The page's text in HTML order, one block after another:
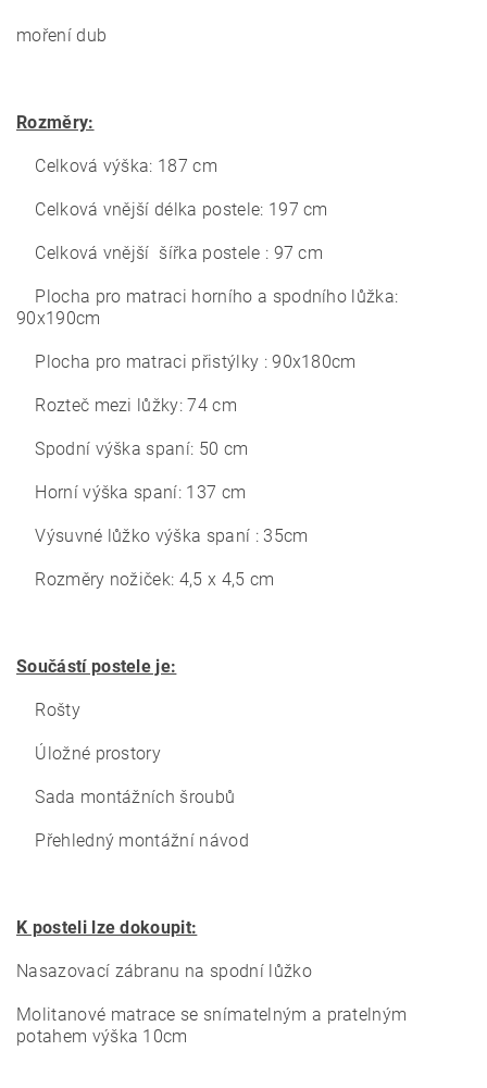
moření dub
Rozměry:
Celková výška: 187 cm
Celková vnější délka postele: 197 cm
Celková vnější šířka postele : 97 cm
Plocha pro matraci horního a spodního lůžka:
90x190cm
Plocha pro matraci přistýlky : 90x180cm
Rozteč mezi lůžky: 74 cm
Spodní výška spaní: 50 cm
Horní výška spaní: 137 cm
Výsuvné lůžko výška spaní : 35cm
Rozměry nožiček: 4,5 x 4,5 cm
Součástí postele je:
Rošty
Úložné prostory
Sada montážních šroubů
Přehledný montážní návod
K posteli lze dokoupit:
Nasazovací zábranu na spodní lůžko
Molitanové matrace se snímatelným a pratelným
potahem výška 10cm